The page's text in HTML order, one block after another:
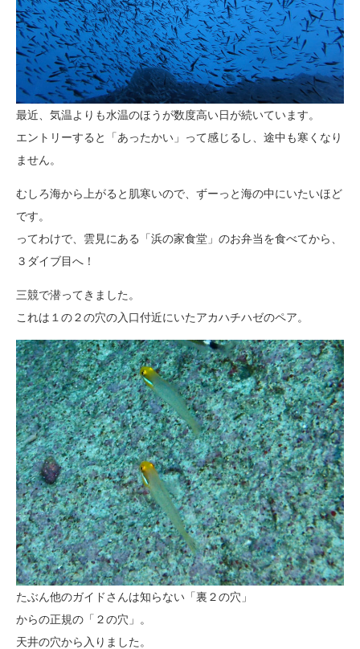
最近、気温よりも水温のほうが数度高い日が続いています。
エントリーすると「あったかい」って感じるし、途中も寒くなり
ません。
むしろ海から上がると肌寒いので、ずーっと海の中にいたいほど
です。
ってわけで、雲見にある「浜の家食堂」のお弁当を食べてから、
３ダイブ目へ！
三競で潜ってきました。
これは１の２の穴の入口付近にいたアカハチハゼのペア。
たぶん他のガイドさんは知らない「裏２の穴」
からの正規の「２の穴」。
天井の穴から入りました。